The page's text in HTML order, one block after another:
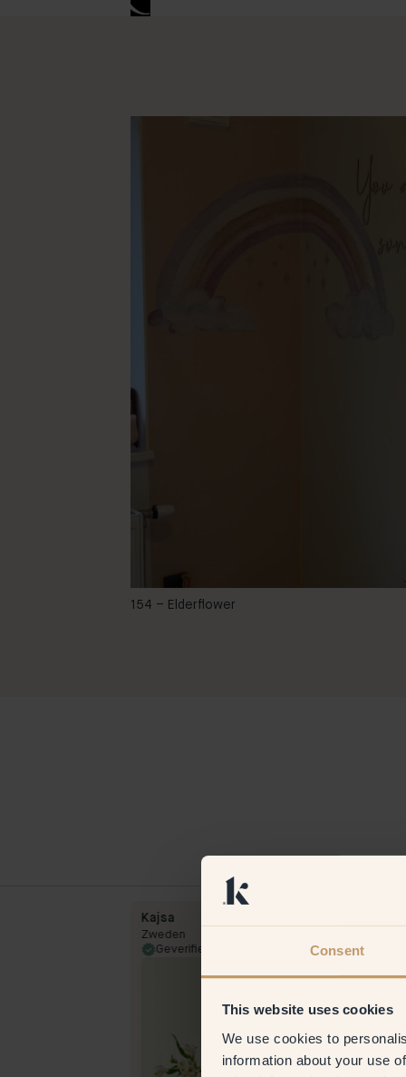
Consent
This website uses cookies
We use cookies to
information about your use
154 – Elderflower
Kajsa
Zweden
Geverifieerde klant
31 Jan